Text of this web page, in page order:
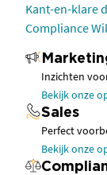
Kant-en-klare
Compliance
Inzichten
Bekijk onze
Sales
Perfect
Bekijk onze